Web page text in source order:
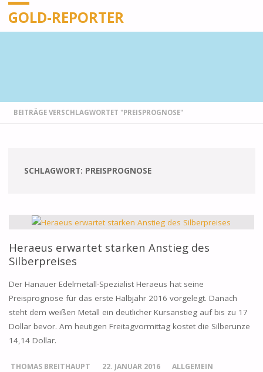
GOLD-REPORTER
STARTSEITE
BEITRÄGE VERSCHLAGWORTET "PREISPROGNOSE"
SCHLAGWORT: PREISPROGNOSE
Heraeus erwartet starken Anstieg des
Silberpreises
Der Hanauer Edelmetall-Spezialist Heraeus hat seine
Preisprognose für das erste Halbjahr 2016 vorgelegt. Danach
steht dem weißen Metall ein deutlicher Kursanstieg auf bis zu 17
Dollar bevor. Am heutigen Freitagvormittag kostet die Silberunze
14,14 Dollar.
THOMAS BREITHAUPT 22. JANUAR 2016 ALLGEMEIN